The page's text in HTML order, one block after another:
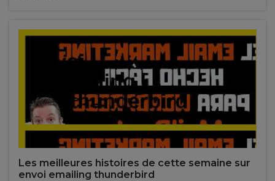
Les meilleures histoires de cette semaine sur
envoi emailing thunderbird